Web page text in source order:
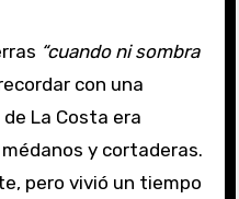
“cuando ni sombra
con una
La Costa era
y cortaderas.
pero vivió un tiempo